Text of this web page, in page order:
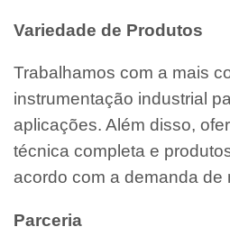
Variedade de Produtos
Trabalhamos com a mais
instrumentação industrial
aplicações. Além disso,
técnica completa e
acordo com a demanda de
Parceria